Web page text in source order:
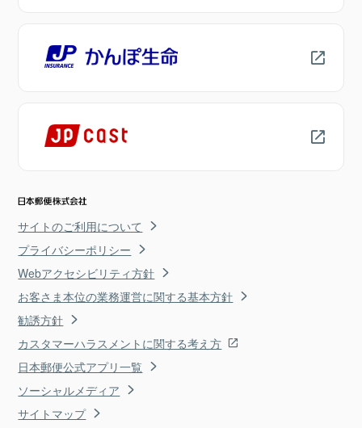
サイトのご利用について
プライバシーポリシー
Webアクセシビリティ方針
お客さま本位の業務運営に関する基本方針
勧誘方針
カスタマーハラスメントに関する考え方
日本郵便公式アプリ一覧
ソーシャルメディア
サイトマップ